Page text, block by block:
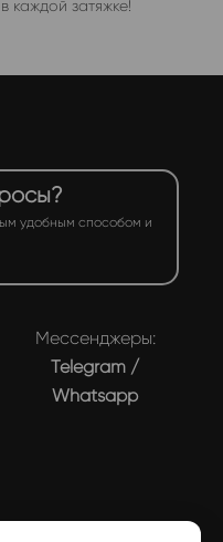
каждой затяжке!
удобным способом и
Мессенджеры:
Telegram /
Whatsapp